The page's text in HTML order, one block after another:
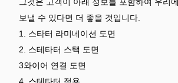
보낼 수 있다면 더 좋을 것입니다.
1. 스타터 라미네이션 도면
2. 스테타터 스택 도면
3와이어 연결 도면